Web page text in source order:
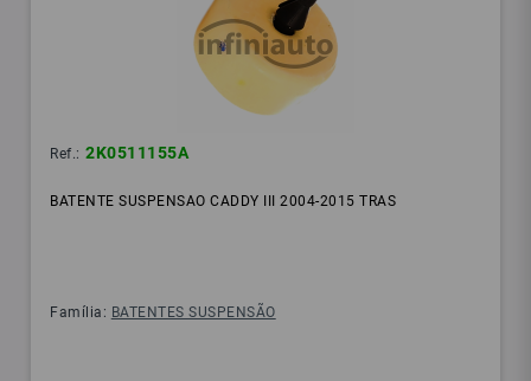
Ref.: 2K0511155A
BATENTE SUSPENSAO CADDY III 2004-2015 TRAS
Família: BATENTES SUSPENSÃO